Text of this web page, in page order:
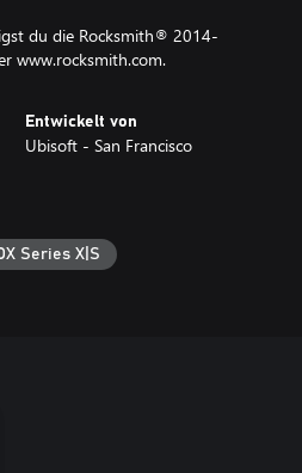
du die Rocksmith® 2014-
www.rocksmith.com.
Entwickelt von
Ubisoft - San Francisco
Series X|S